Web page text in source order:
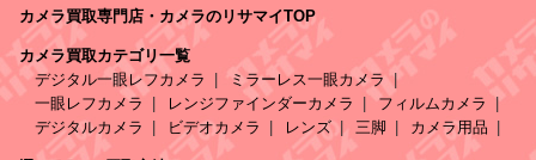
カメラ買取専門店・カメラのリサマイTOP
カメラ買取カテゴリ一覧
デジタル一眼レフカメラ
ミラーレス一眼カメラ
一眼レフカメラ
レンジファインダーカメラ
フィルムカメラ
デジタルカメラ
ビデオカメラ レンズ 三脚 カメラ用品